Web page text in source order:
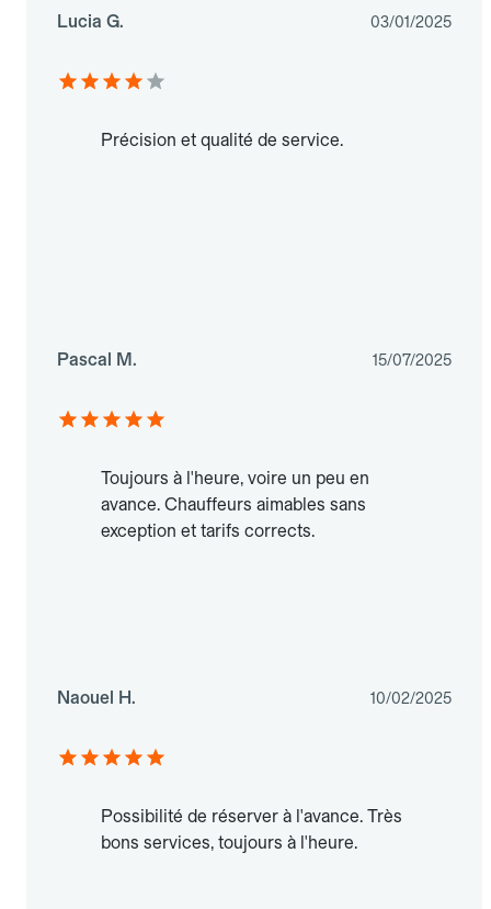
Lucia G. 03/01/2025
Précision et qualité de service.
Pascal M. 15/07/2025
Toujours à l'heure, voire un peu en
avance. Chauffeurs aimables sans
exception et tarifs corrects.
Naouel H. 10/02/2025
Possibilité de réserver à l'avance. Très
bons services, toujours à l'heure.